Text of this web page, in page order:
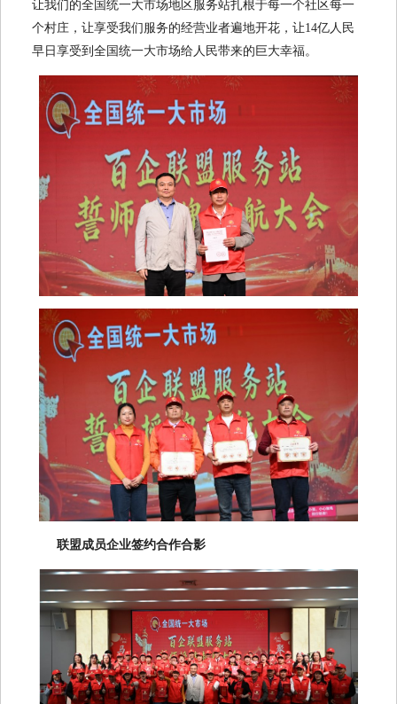
让我们的全国统一大市场地区服务站扎根于每一个社区每一
个村庄，让享受我们服务的经营业者遍地开花，让14亿人民
早日享受到全国统一大市场给人民带来的巨大幸福。
联盟成员企业签约合作合影